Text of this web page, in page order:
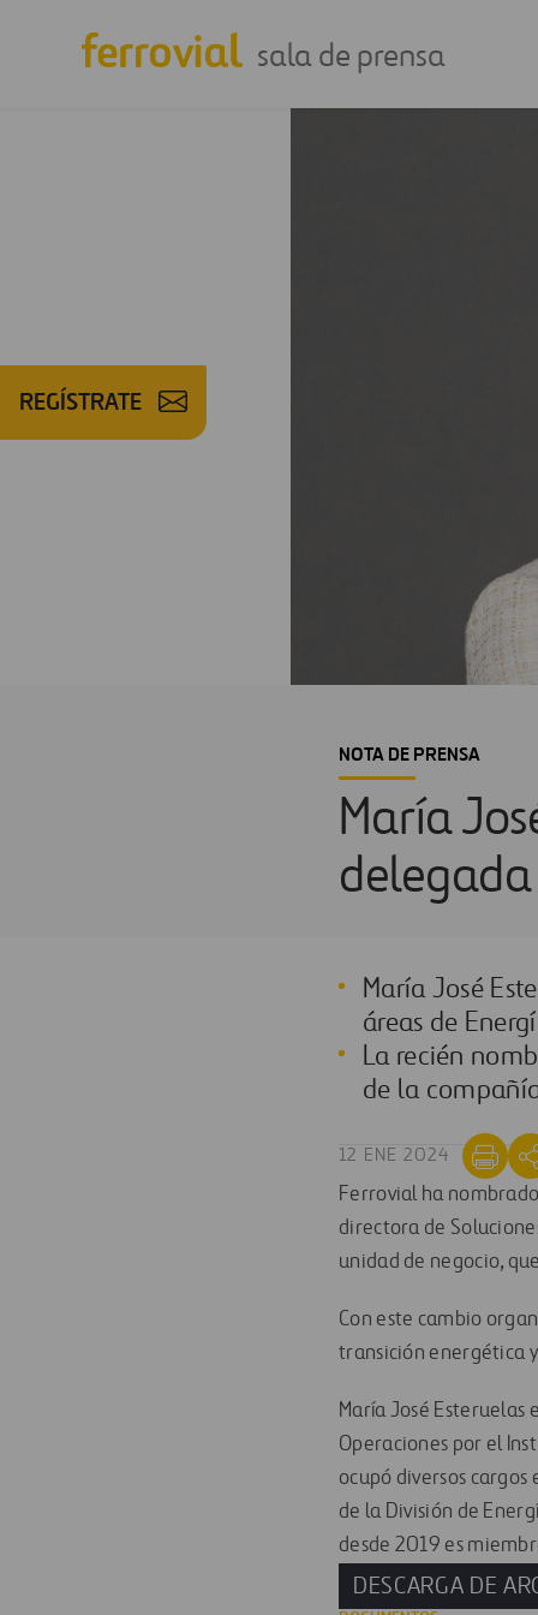
sala de prensa
REGÍSTRATE
NOTA DE PRENSA
María
María José
áreas de
La recién
de la
12 ENE 2024
Ferrovial ha
directora de
unidad de negocio,
Con este cambio
transición energética
María José Esteruelas
Operaciones por el
ocupó diversos
de la División de
desde 2019 es
DESCARGA DE